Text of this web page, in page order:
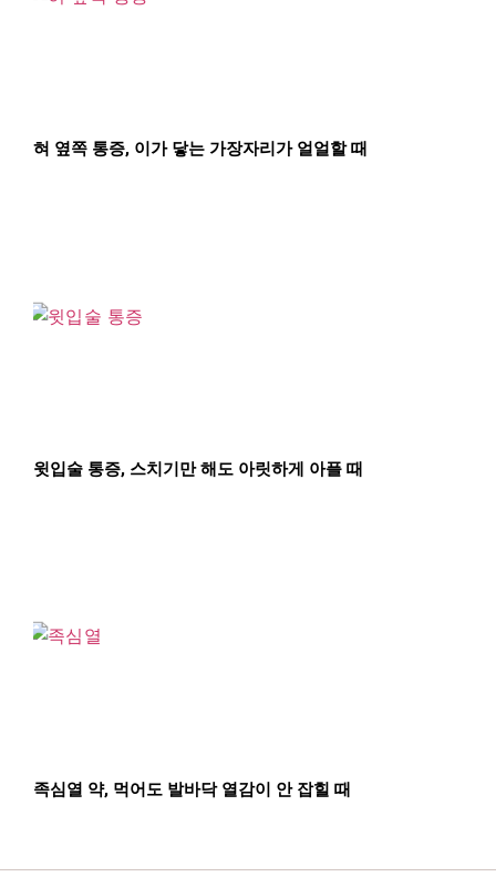
혀 옆쪽 통증, 이가 닿는 가장자리가 얼얼할 때
윗입술 통증, 스치기만 해도 아릿하게 아플 때
족심열 약, 먹어도 발바닥 열감이 안 잡힐 때